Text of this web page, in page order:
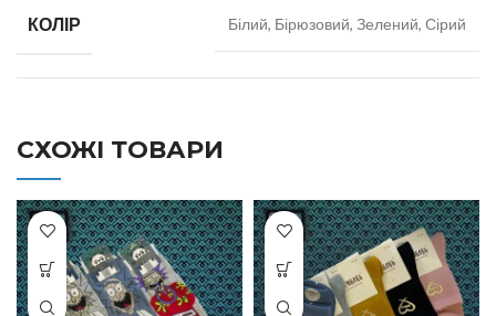
КОЛІР Білий, Бірюзовий, Зелений, Сірий
СХОЖІ ТОВАРИ